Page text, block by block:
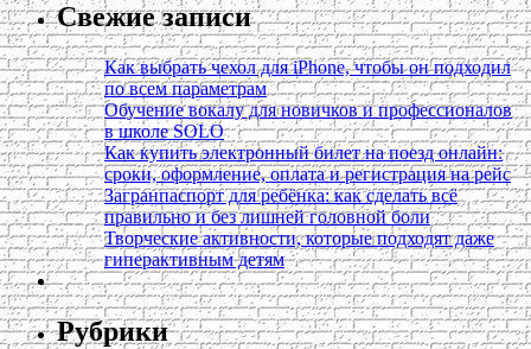
Свежие записи
Как выбрать чехол для iPhone, чтобы он подходил
по всем параметрам
Обучение вокалу для новичков и профессионалов
в школе SOLO
Как купить электронный билет на поезд онлайн:
сроки, оформление, оплата и регистрация на рейс
Загранпаспорт для ребёнка: как сделать всё
правильно и без лишней головной боли
Творческие активности, которые подходят даже
гиперактивным детям
Рубрики